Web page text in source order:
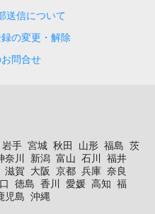
送信について
の変更・解除
問合せ
岩手 宮城 秋田 山形 福島 茨
奈川 新潟 富山 石川
福井
滋賀 大阪 京都 兵庫 奈良
徳島 香川 愛媛 高知 福
児島 沖縄